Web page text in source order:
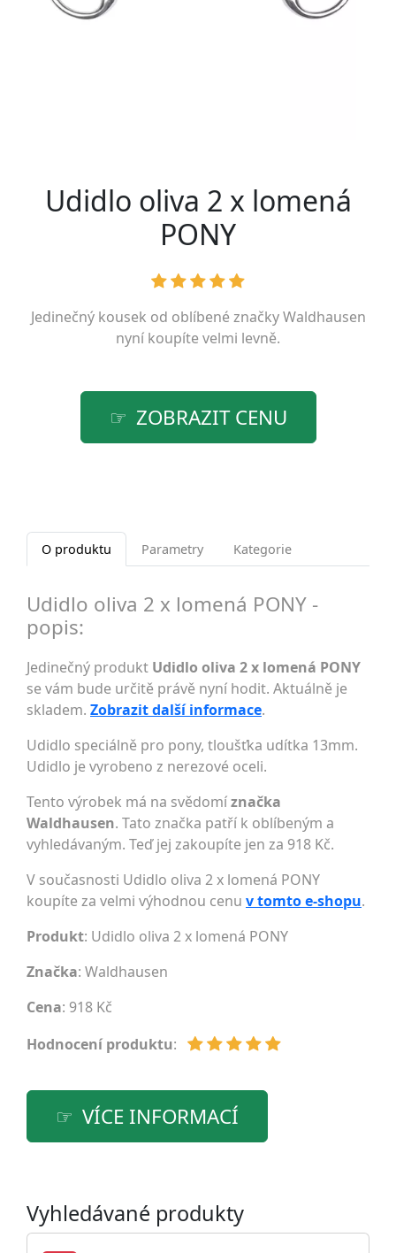
Udidlo oliva 2 x lomená
PONY
Jedinečný kousek od oblíbené značkyWaldhausen
nyní koupíte velmi levně.
ZOBRAZIT CENU
O produktu Parametry Kategorie
Udidlo oliva 2 x lomená PONY -
popis:
Jedinečný produkt Udidlo oliva 2 x lomená PONY
se vám bude určitě právě nyní hodit. Aktuálně je
skladem. Zobrazit další informace.
Udidlo speciálně pro pony, tloušťka udítka 13mm.
Udidlo je vyrobeno z nerezové oceli.
Tento výrobek má na svědomíznačka
Waldhausen. Tato značka patří k oblíbeným a
vyhledávaným. Teď jej zakoupíte jen za 918 Kč.
V současnosti Udidlo oliva 2 x lomená PONY
koupíte za velmi výhodnou cenu v tomto e-shopu.
Produkt: Udidlo oliva 2 x lomená PONY
Značka: Waldhausen
Cena: 918 Kč
Hodnocení produktu:
VÍCE INFORMACÍ
Vyhledávané produkty